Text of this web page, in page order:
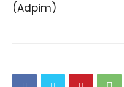
(Adpim)